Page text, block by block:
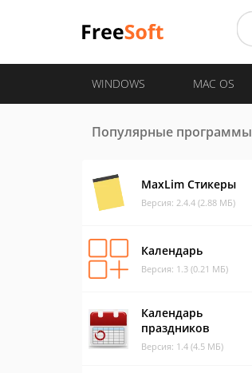
WINDOWS MAC OS
Популярные программы
MaxLim Стикеры
Версия: 2.4.4 (2.88 МБ)
Календарь
Версия: 1.3 (0.21 МБ)
Календарь
праздников
Версия: 1.4 (4.5 МБ)